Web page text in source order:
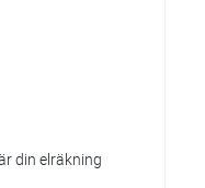
din elräkning